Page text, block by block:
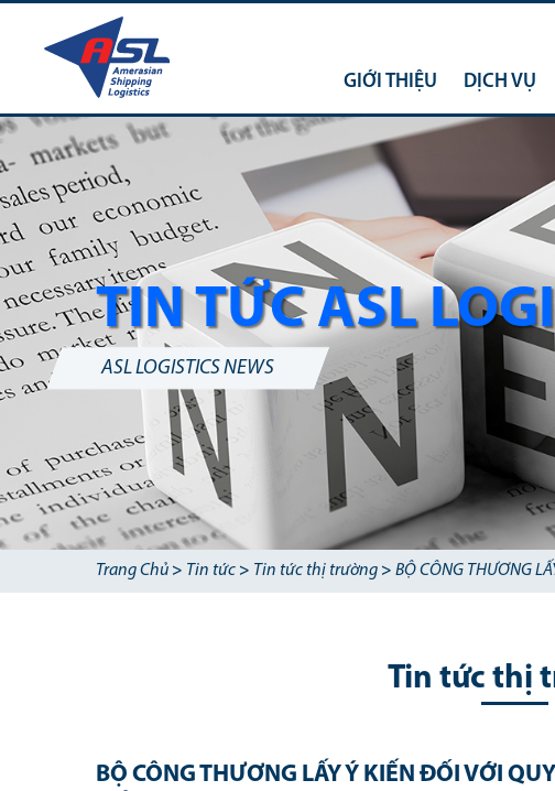
GIỚI THIỆU DỊCH VỤ
TIN TỨC ASL
ASL LOGISTICS NEWS
Trang Chủ > Tin tức > Tin tức thị trường > BỘ CÔNG THƯƠNG
Tin tức thị
BỘ CÔNG THƯƠNG LẤY Ý KIẾN ĐỐI VỚI